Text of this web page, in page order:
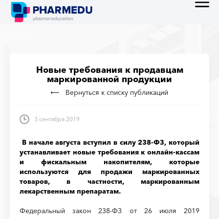
Новые требования к продавцам
маркированной продукции
Вернуться к списку публикаций
3 сентября 2019
В начале августа вступил в силу 238-ФЗ, который
устанавливает новые требования к онлайн-кассам
и фискальным накопителям, которые
используются для продажи маркированных
товаров, в частности, маркированным
лекарственным препаратам.
Федеральный закон 238-ФЗ от 26 июля 2019